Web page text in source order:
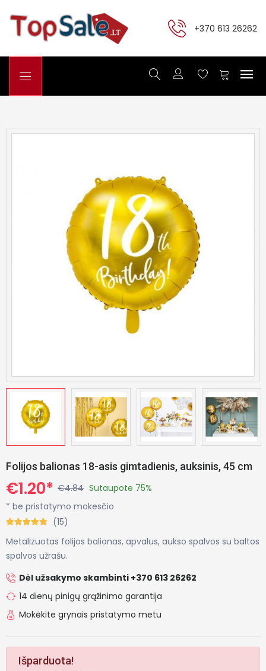
+370 613 26262
Folijos balionas 18-asis gimtadienis, auksinis, 45 cm
€1.20* €4.84 Sutaupote 75%
* be pristatymo mokesčio
(15)
Metalizuotas folijos balionas, apvalus, aukso spalvos su baltos
spalvos užrašu.
Dėl užsakymo skambinti +370 613 26262
14 dienų pinigų grąžinimo garantija
Mokėkite grynais pristatymo metu
Išparduota!